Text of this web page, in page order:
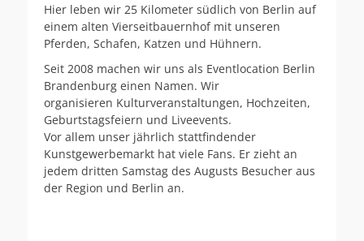
Hier leben wir 25 Kilometer südlich von Berlin auf
einem alten Vierseitbauernhof mit unseren
Pferden, Schafen, Katzen und Hühnern.
Seit 2008 machen wir uns als Eventlocation Berlin
Brandenburg einen Namen. Wir
organisieren Kulturveranstaltungen, Hochzeiten,
Geburtstagsfeiern und Liveevents.
Vor allem unser jährlich stattfindender
Kunstgewerbemarkt hat viele Fans. Er zieht an
jedem dritten Samstag des Augusts Besucher aus
der Region und Berlin an.